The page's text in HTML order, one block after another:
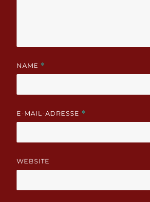
NAME *
E-MAIL-ADRESSE *
WEBSITE